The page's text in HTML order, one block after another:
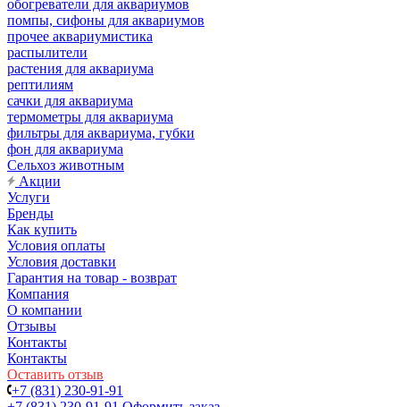
обогреватели для аквариумов
помпы, сифоны для аквариумов
прочее аквариумистика
распылители
растения для аквариума
рептилиям
сачки для аквариума
термометры для аквариума
фильтры для аквариума, губки
фон для аквариума
Сельхоз животным
Акции
Услуги
Бренды
Как купить
Условия оплаты
Условия доставки
Гарантия на товар - возврат
Компания
О компании
Отзывы
Контакты
Контакты
Оставить отзыв
+7 (831) 230-91-91